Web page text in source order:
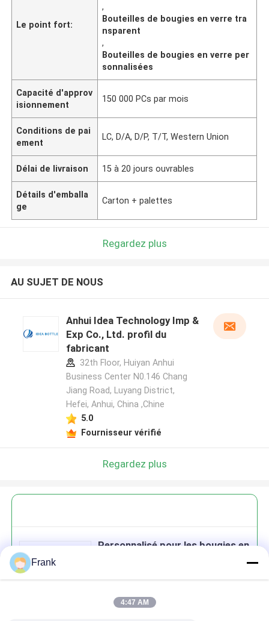
Le point fort:
,
Bouteilles de bougies en verre tra
nsparent
,
Bouteilles de bougies en verre per
sonnalisées
Capacité d'approv
isionnement
150 000 PCs par mois
Conditions de pai
ement
LC, D/A, D/P, T/T, Western Union
Délai de livraison 15 à 20 jours ouvrables
Détails d'emballa
ge
Carton + palettes
Regardez plus
AU SUJET DE NOUS
Anhui Idea Technology Imp &
Exp Co., Ltd. profil du
fabricant
32th Floor, Huiyan Anhui
Business Center N0.146 Chang
Jiang Road, Luyang District,
Hefei, Anhui, China ,Chine
5.0
Fournisseur vérifié
Regardez plus
Personnalisé pour les bougies en
Frank
4:47 AM